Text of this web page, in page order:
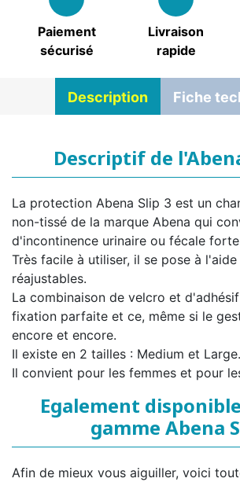
Paiement
sécurisé
Livraison
rapide
Description Fiche
Descriptif de
La protection Abena Slip 3 est un
non-tissé de la marque Abena qui
d'incontinence urinaire ou fécale
Très facile à utiliser, il se pose à
réajustables.
La combinaison de velcro et
fixation parfaite et ce, même si le
encore et encore.
Il existe en 2 tailles : Medium et Large.
Il convient pour les femmes et pour
Egalement
gamme Abena
Afin de mieux vous aiguiller, voici